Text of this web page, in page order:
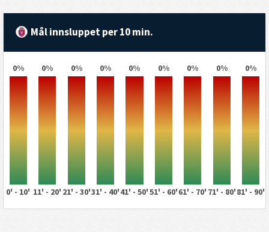
Mål innsluppet per 10 min.
0% 0% 0% 0% 0% 0% 0% 0% 0%
0' - 10' 11' - 20' 21' - 30'31' - 40'41' - 50'51' - 60'61' - 70' 71' - 80'81' - 90'